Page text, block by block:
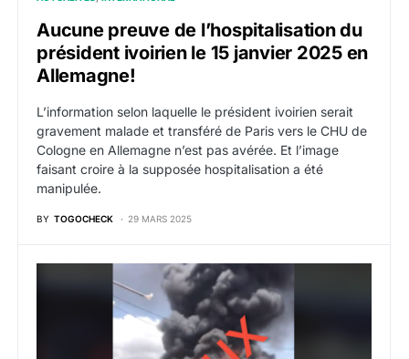
Aucune preuve de l’hospitalisation du
président ivoirien le 15 janvier 2025 en
Allemagne!
L’information selon laquelle le président ivoirien serait
gravement malade et transféré de Paris vers le CHU de
Cologne en Allemagne n’est pas avérée. Et l’image
faisant croire à la supposée hospitalisation a été
manipulée.
BY TOGOCHECK 29 MARS 2025